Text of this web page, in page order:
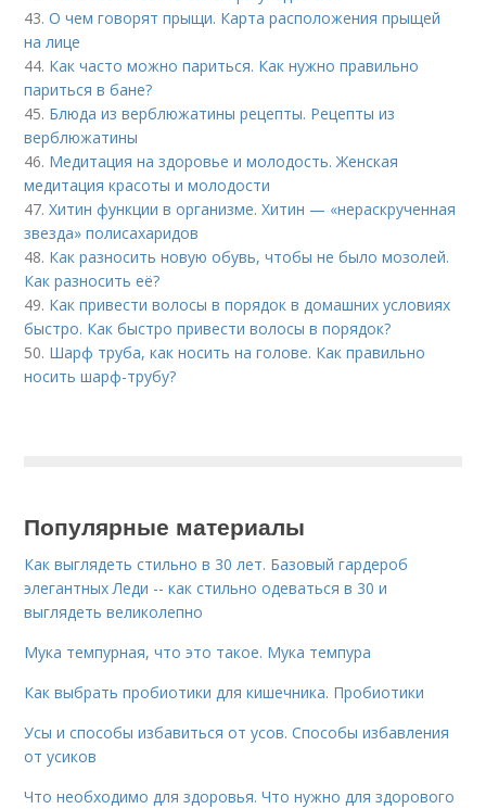
43.О чем говорят прыщи. Карта расположения прыщей
на лице
44. Как часто можно париться. Как нужно правильно
париться в бане?
45. Блюда из верблюжатины рецепты. Рецепты из
верблюжатины
46. Медитация на здоровье и молодость. Женская
медитация красоты и молодости
47.Хитин функции в организме. Хитин — «нераскрученная
звезда» полисахаридов
48. Как разносить новую обувь, чтобы не было мозолей.
Как разносить её?
49. Как привести волосы в порядок в домашних условиях
быстро. Как быстро привести волосы в порядок?
50. Шарф труба, как носить на голове. Как правильно
носить шарф-трубу?
Популярные материалы
Как выглядеть стильно в 30 лет. Базовый гардероб
элегантных Леди -- как стильно одеваться в 30 и
выглядеть великолепно
Мука темпурная, что это такое. Мука темпура
Как выбрать пробиотики для кишечника. Пробиотики
Усы и способы избавиться от усов. Способы избавления
от усиков
Что необходимо для здоровья. Что нужно для здорового